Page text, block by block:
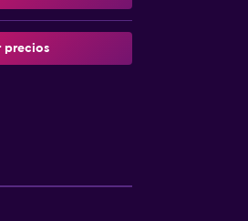
precios